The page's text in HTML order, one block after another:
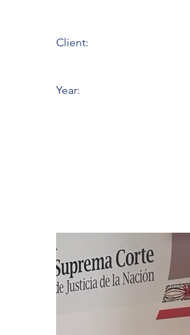
Client:
Year: